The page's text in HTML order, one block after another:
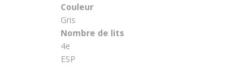
Couleur
Gris
Nombre de lits
4e
ESP